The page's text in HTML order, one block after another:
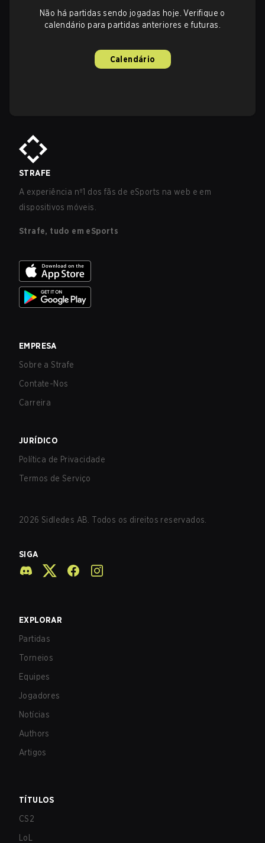
Não há partidas sendo jogadas hoje. Verifique o
calendário para partidas anteriores e futuras.
Calendário
STRAFE
A experiência nº1 dos fãs de eSports na web e em
dispositivos móveis.
Strafe, tudo em eSports
EMPRESA
Sobre a Strafe
Contate-Nos
Carreira
JURÍDICO
Política de Privacidade
Termos de Serviço
2026 Sidledes AB. Todos os direitos reservados.
SIGA
EXPLORAR
Partidas
Torneios
Equipes
Jogadores
Notícias
Authors
Artigos
TÍTULOS
CS2
LoL